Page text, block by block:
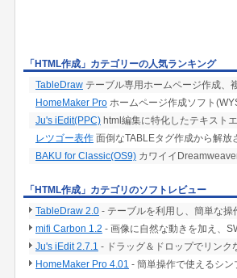
「HTML作成」カテゴリーの人気ランキング
TableDraw テーブル専用ホームページ作成、
HomeMaker Pro ホームページ作成ソフト
Ju's iEdit(PPC) html編集に特化したテキスト
レツゴー表作 面倒なTABLEタグ作成から解放
BAKU for Classic(OS9) カワイイ
「HTML作成」カテゴリのソフトレビュー
TableDraw 2.0 - テーブルを利用し、簡単な
mifi Carbon 1.2 - 画像に自然な動きを加え、
Ju's iEdit 2.7.1 - ドラッグ＆ドロップでリンク
HomeMaker Pro 4.01 - 簡単操作で使えるシ